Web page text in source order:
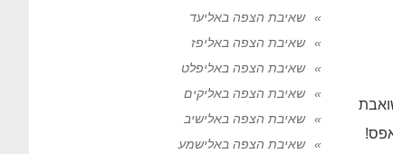
שאיבת הצפה באליעד
שאיבת הצפה באליפז
שאיבת הצפה באליפלט
שאיבת הצפה באליקים
שאיבת הצפה באלישיב
שאיבת הצפה באלישמע